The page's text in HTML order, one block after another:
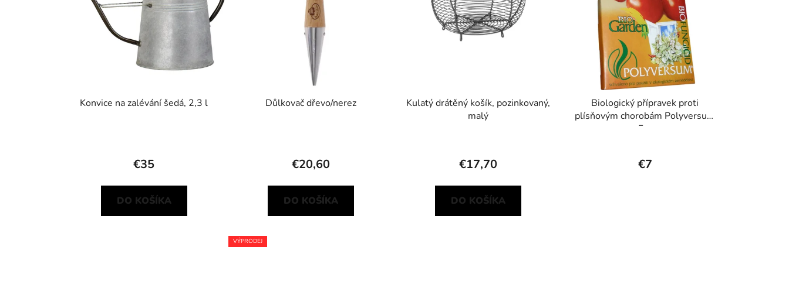
Konvice na zalévání šedá, 2,3 l
€35
DO KOŠÍKA
Důlkovač dřevo/nerez
€20,60
DO KOŠÍKA
Kulatý drátěný košík, pozinkovaný,
malý
€17,70
DO KOŠÍKA
Biologický přípravek proti
plísňovým chorobám Polyversum
5 g
€7
VÝPRODEJ